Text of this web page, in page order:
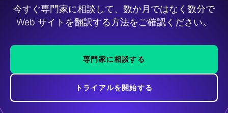
今すぐ専門家に相談して、数か月ではなく数分で
Web サイトを翻訳する方法をご確認ください。
専門家に相談する
トライアルを開始する